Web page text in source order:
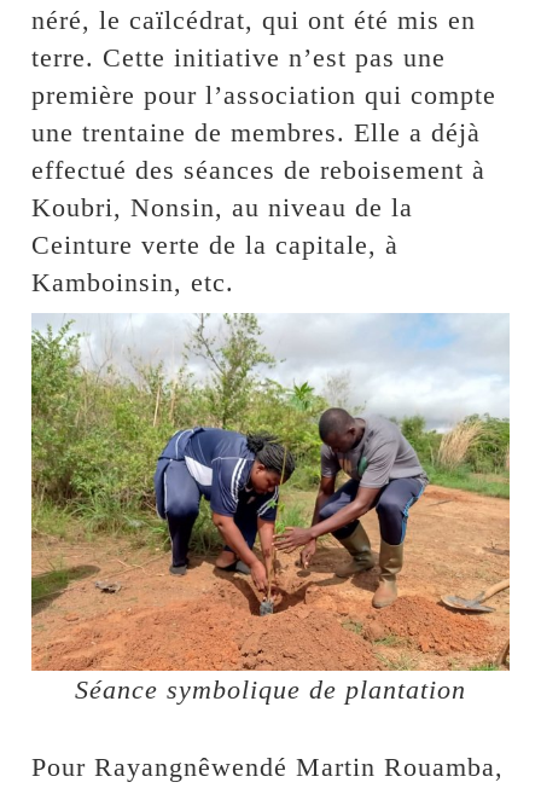
néré, le caïlcédrat, qui ont été mis en
terre. Cette initiative n’est pas une
première pour l’association qui compte
une trentaine de membres. Elle a déjà
effectué des séances de reboisement à
Koubri, Nonsin, au niveau de la
Ceinture verte de la capitale, à
Kamboinsin, etc.
Séance symbolique de plantation
Pour Rayangnêwendé Martin Rouamba,